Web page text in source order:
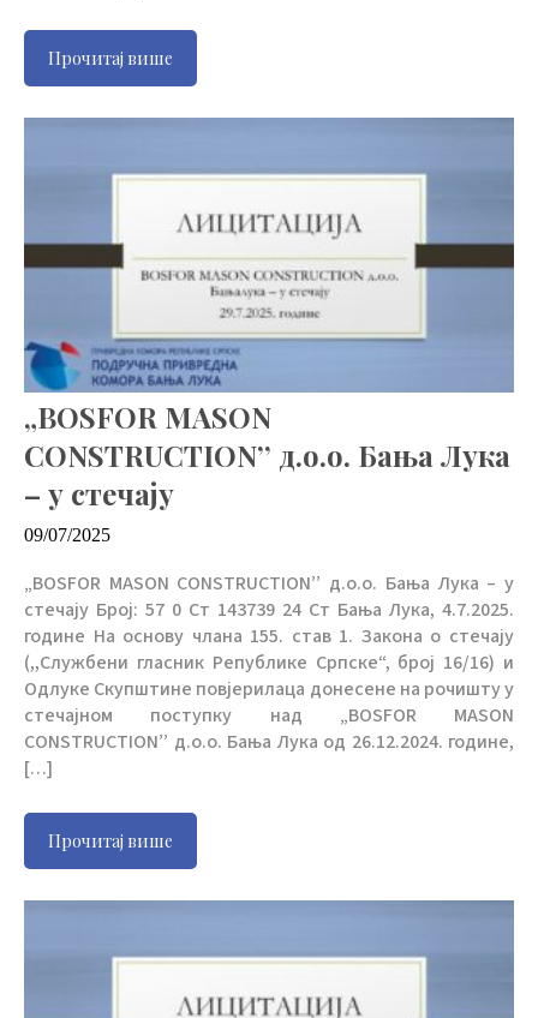
Прочитај више
„BOSFOR MASON
CONSTRUCTION’’ д.о.о. Бања Лука
– у стечају
09/07/2025
„BOSFOR MASON CONSTRUCTION’’ д.о.о. Бања Лука – у
стечају Број: 57 0 Ст 143739 24 Ст Бања Лука, 4.7.2025.
године На основу члана 155. став 1. Закона о стечају
(,,Службени гласник Републике Српске“, број 16/16) и
Одлуке Скупштине повјерилаца донесене на рочишту у
стечајном поступку над „BOSFOR MASON
CONSTRUCTION’’ д.о.о. Бања Лука од 26.12.2024. године,
[…]
Прочитај више